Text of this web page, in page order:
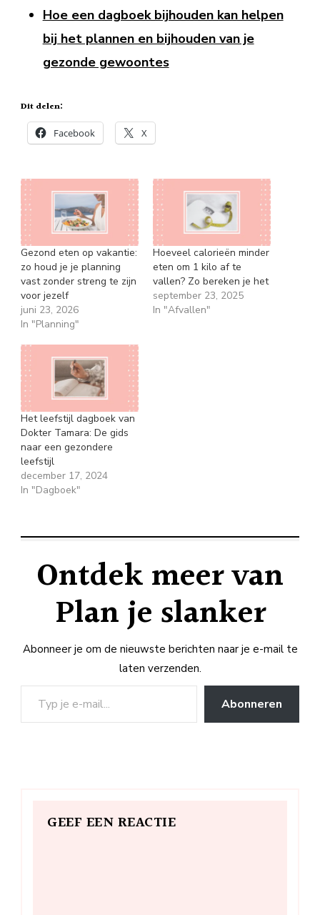
Hoe een dagboek bijhouden kan helpen
bij het plannen en bijhouden van je
gezonde gewoontes
Dit delen:
Facebook X
Gezond eten op vakantie:
zo houd je je planning
vast zonder streng te zijn
voor jezelf
juni 23, 2026
In "Planning"
Hoeveel calorieën minder
eten om 1 kilo af te
vallen? Zo bereken je het
september 23, 2025
In "Afvallen"
Het leefstijl dagboek van
Dokter Tamara: De gids
naar een gezondere
leefstijl
december 17, 2024
In "Dagboek"
Ontdek meer van
Plan je slanker
Abonneer je om de nieuwste berichten naar je e-mail te
laten verzenden.
Typ je e-mail...
Abonneren
GEEF EEN REACTIE